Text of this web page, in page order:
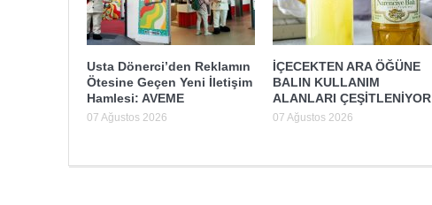
Usta Dönerci’den Reklamın
Ötesine Geçen Yeni İletişim
Hamlesi: AVEME
07 Ağustos 2026
İÇECEKTEN ARA ÖĞÜNE
BALIN KULLANIM
ALANLARI ÇEŞİTLENİYOR
07 Ağustos 2026